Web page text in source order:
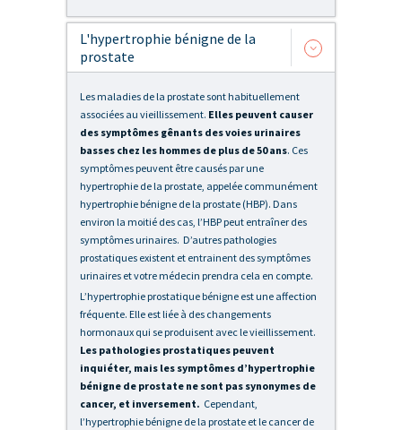
L'hypertrophie bénigne de la
prostate
Les maladies de la prostate sont habituellement
associées au vieillissement. Elles peuvent causer
des symptômes gênants des voies urinaires
basses chez les hommes de plus de 50 ans. Ces
symptômes peuvent être causés par une
hypertrophie de la prostate, appelée communément
hypertrophie bénigne de la prostate (HBP). Dans
environ la moitié des cas, l’HBP peut entraîner des
symptômes urinaires. D’autres pathologies
prostatiques existent et entrainent des symptômes
urinaires et votre médecin prendra cela en compte.
L’hypertrophie prostatique bénigne est une affection
fréquente. Elle est liée à des changements
hormonaux qui se produisent avec le vieillissement.
Les pathologies prostatiques peuvent
inquiéter, mais les symptômes d’hypertrophie
bénigne de prostate ne sont pas synonymes de
cancer, et inversement. Cependant,
l’hypertrophie bénigne de la prostate et le cancer de